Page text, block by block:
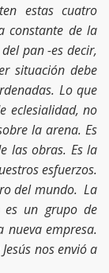
estas cuatro
constante de la
pan -es decir,
situación debe
Lo que
eclesialidad, no
la arena. Es
las obras. Es la
esfuerzos.
del mundo. La
es un grupo de
nueva empresa.
nos envió a